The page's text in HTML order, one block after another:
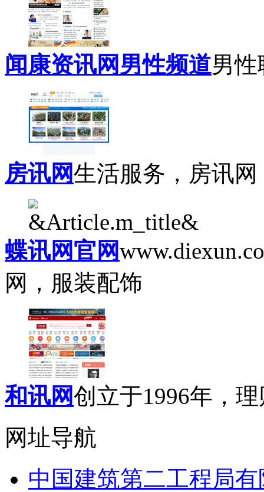
闻康资讯网男性频道男性
房讯网生活服务，房讯
蝶讯网官网
网，服装配饰
和讯网创立于1996年，
网址导航
中国建筑第二工程局